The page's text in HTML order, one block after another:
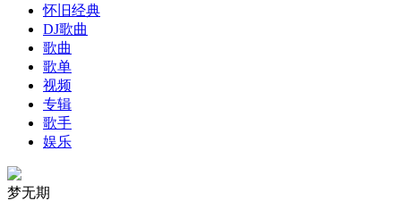
怀旧经典
DJ歌曲
歌曲
歌单
视频
专辑
歌手
娱乐
梦无期